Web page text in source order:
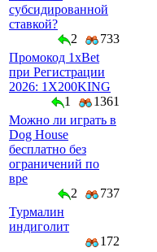
субсидированной
ставкой?
2
733
Промокод 1xBet
при Регистрации
2026: 1X200KING
1
1361
Можно ли играть в
Dog House
бесплатно без
ограничений по
вре
2
737
Турмалин
индиголит
172